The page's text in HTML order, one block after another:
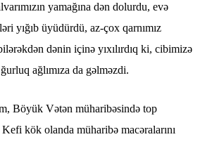
yamağına dən dolurdu, evə
yığıb üyüdürdü, az-çox qarnımız
dənin içinə yıxılırdıq ki, cibimizə
ağlımıza da gəlməzdi.
Böyük Vətən müharibəsində top
kök olanda müharibə macəralarını